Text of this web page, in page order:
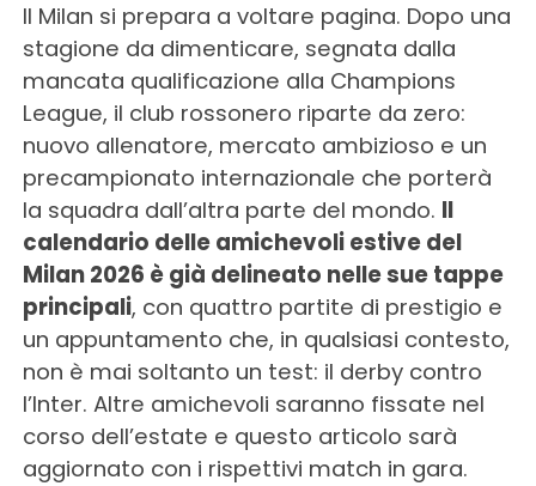
Il Milan si prepara a voltare pagina. Dopo una
stagione da dimenticare, segnata dalla
mancata qualificazione alla Champions
League, il club rossonero riparte da zero:
nuovo allenatore, mercato ambizioso e un
precampionato internazionale che porterà
la squadra dall’altra parte del mondo. Il
calendario delle amichevoli estive del
Milan 2026 è già delineato nelle sue tappe
principali, con quattro partite di prestigio e
un appuntamento che, in qualsiasi contesto,
non è mai soltanto un test: il derby contro
l’Inter. Altre amichevoli saranno fissate nel
corso dell’estate e questo articolo sarà
aggiornato con i rispettivi match in gara.